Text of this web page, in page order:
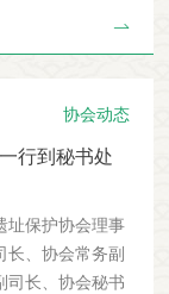
设过程中，地
错误的认识。一
史原貌”，出现
误倾向，违背
应以现状保护
辅以补缺、加固
念问题不仅存在
协会动态
行到秘书处
址保护协会理事
长、协会常务副
司长、协会秘书